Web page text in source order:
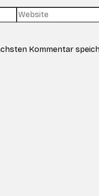
Website
Kommentar